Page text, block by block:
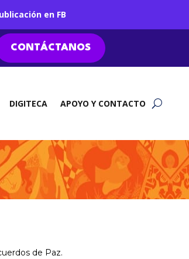
en FB
CONTÁCTANOS
DIGITECA APOYO Y CONTACTO
de Paz.